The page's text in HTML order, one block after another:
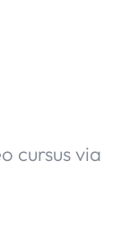
cursus via